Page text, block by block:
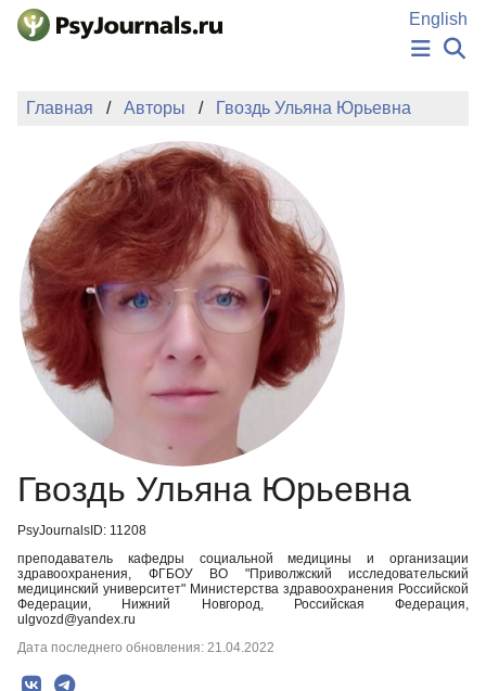
Перейти к основному содержанию
English
НОВОСТИ
АВТОРЫ
ПОДАТЬ РУКОПИСЬ
БАЗА ЗНАНИЙ
КЛЮЧЕВЫЕ СЛОВА
Регистрация
Главная Авторы Гвоздь Ульяна Юрьевна
Гвоздь Ульяна Юрьевна
PsyJournalsID: 11208
преподаватель кафедры социальной медицины и организации
здравоохранения, ФГБОУ ВО "Приволжский исследовательский
медицинский университет" Министерства здравоохранения Российской
Федерации, Нижний Новгород, Российская Федерация,
ulgvozd@yandex.ru
Дата последнего обновления: 21.04.2022